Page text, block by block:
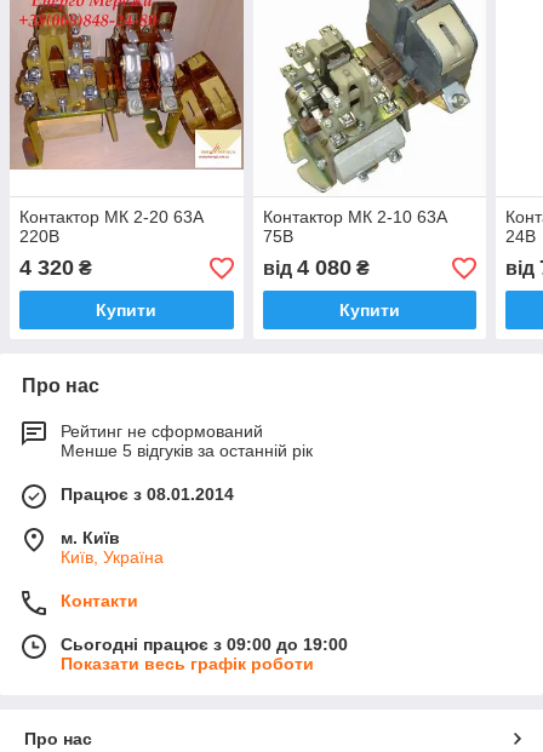
Контактор МК 2-20 63А
220В
4 320 ₴
Купити
Контактор МК 2-10 63А
75В
від 4 080₴
Купити
24В
від
Про нас
Рейтинг не сформований
Менше 5 відгуків за останній рік
Працює з 08.01.2014
м. Київ
Київ, Україна
Контакти
Сьогодні працює з 09:00 до 19:00
Показати весь графік роботи
Про нас